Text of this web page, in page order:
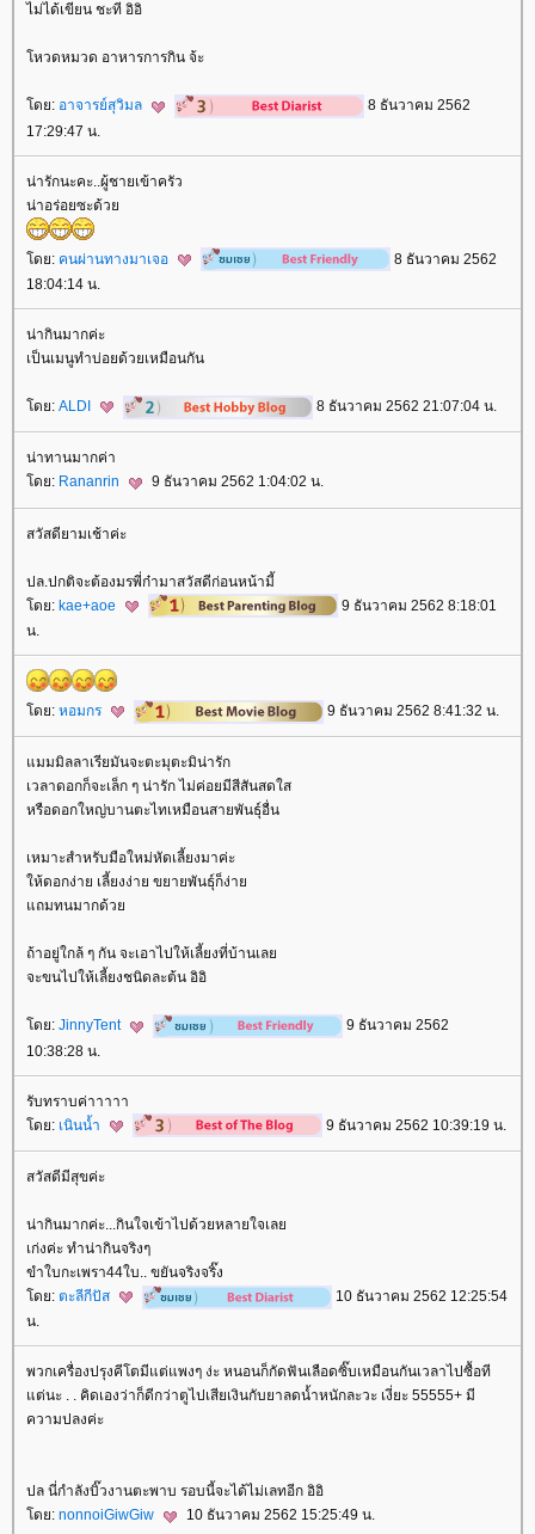
ไม่ได้เขียน ชะที อิอิ
หวดหมวด อาหารการกิน จ้ะ
ดย: อาจารย์สุวิมล
8 ธันวาคม 2562
17:29:47 น.
น่ารักนะคะ..ผู้ชายเข้าครัว
น่าอร่อยซะด้ว
ดย: คนผ่านทางมาเจอ
8 ธันวาคม 2562
18:04:14 น.
น่ากินมากค่ะ
เป็นเมนูทำบ่อยด้วยเหมือนกัน
ดย: ALDI 8 ธันวาคม 2562 21:07:04 น.
น่าทานมากค่า
ดย: Rananrin 9 ธันวาคม 2562 1:04:02 น.
สวัสดียามเช้าค่ะ
ปล.ปกติจะต้องมรพี่ก๋ามาสวัสดีก่อนหน้ามี้
ดย: kae+aoe
9 ธันวาคม 2562 8:18:01
น.
ดย: หอมกร 9 ธันวาคม 2562 8:41:32 น.
มมมิลลาเรียมันจะตะมุตะมิน่ารัก
เวลาดอกก็จะเล็ก ๆ น่ารัก ไม่ค่อยมีสีสันสดใส
หรือดอกใหญ่บานตะไทเหมือนสายพันธุ์อื่น
เหมาะสำหรับมือใหม่หัดเลี้ยงมาค่ะ
ห้ดอกง่าย เลี้ยงง่าย ขยายพันธ์ุก็ง่า
ถมทนมากด้ว
ถ้าอยู่ใกล้ ๆ กัน จะเอาไปให้เลี้ยงที่บ้านเล
จะขนไปให้เลี้ยงชนิดละต้น อิอิ
ดย: JinnyTent
9 ธันวาคม 2562
10:38:28 น.
รับทราบค่าาาาา
ดย: เนินน้ำ 9 ธันวาคม 2562 10:39:19 น.
สวัสดีมีสุขค่ะ
น่ากินมากค่ะ...กินใจเข้าไปด้วยหลายใจเล
เก่งค่ะ ทำน่ากินจริงๆ
ขำใบกะเพรา44ใบ.. ขยันจริงจริ๊ง
ดย: ตะลีกีปัส
10 ธันวาคม 2562 12:25:54
น.
พวกเครื่องปรุงคีโตมีแต่แพงๆ ง่ะ หนอนก็กัดฟันเลือดซิ๊บเหมือนกันเวลาไปซื้อที
ต่นะ . . คิดเองว่าก็ดีกว่าตูไปเสียเงินกับยาลดน้ำหนักละวะ เงี่ยะ 55555+ มี
ความปลงค่ะ
ปล นี่กำลังบิ๊วงานตะพาบ รอบนี้จะได้ไม่เลทอีก อิอิ
ดย: nonnoiGiwGiw 10 ธันวาคม 2562 15:25:49 น.